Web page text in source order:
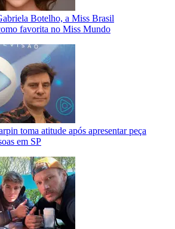
Botelho, a Miss Brasil
favorita no Miss Mundo
toma atitude após apresentar peça
em SP